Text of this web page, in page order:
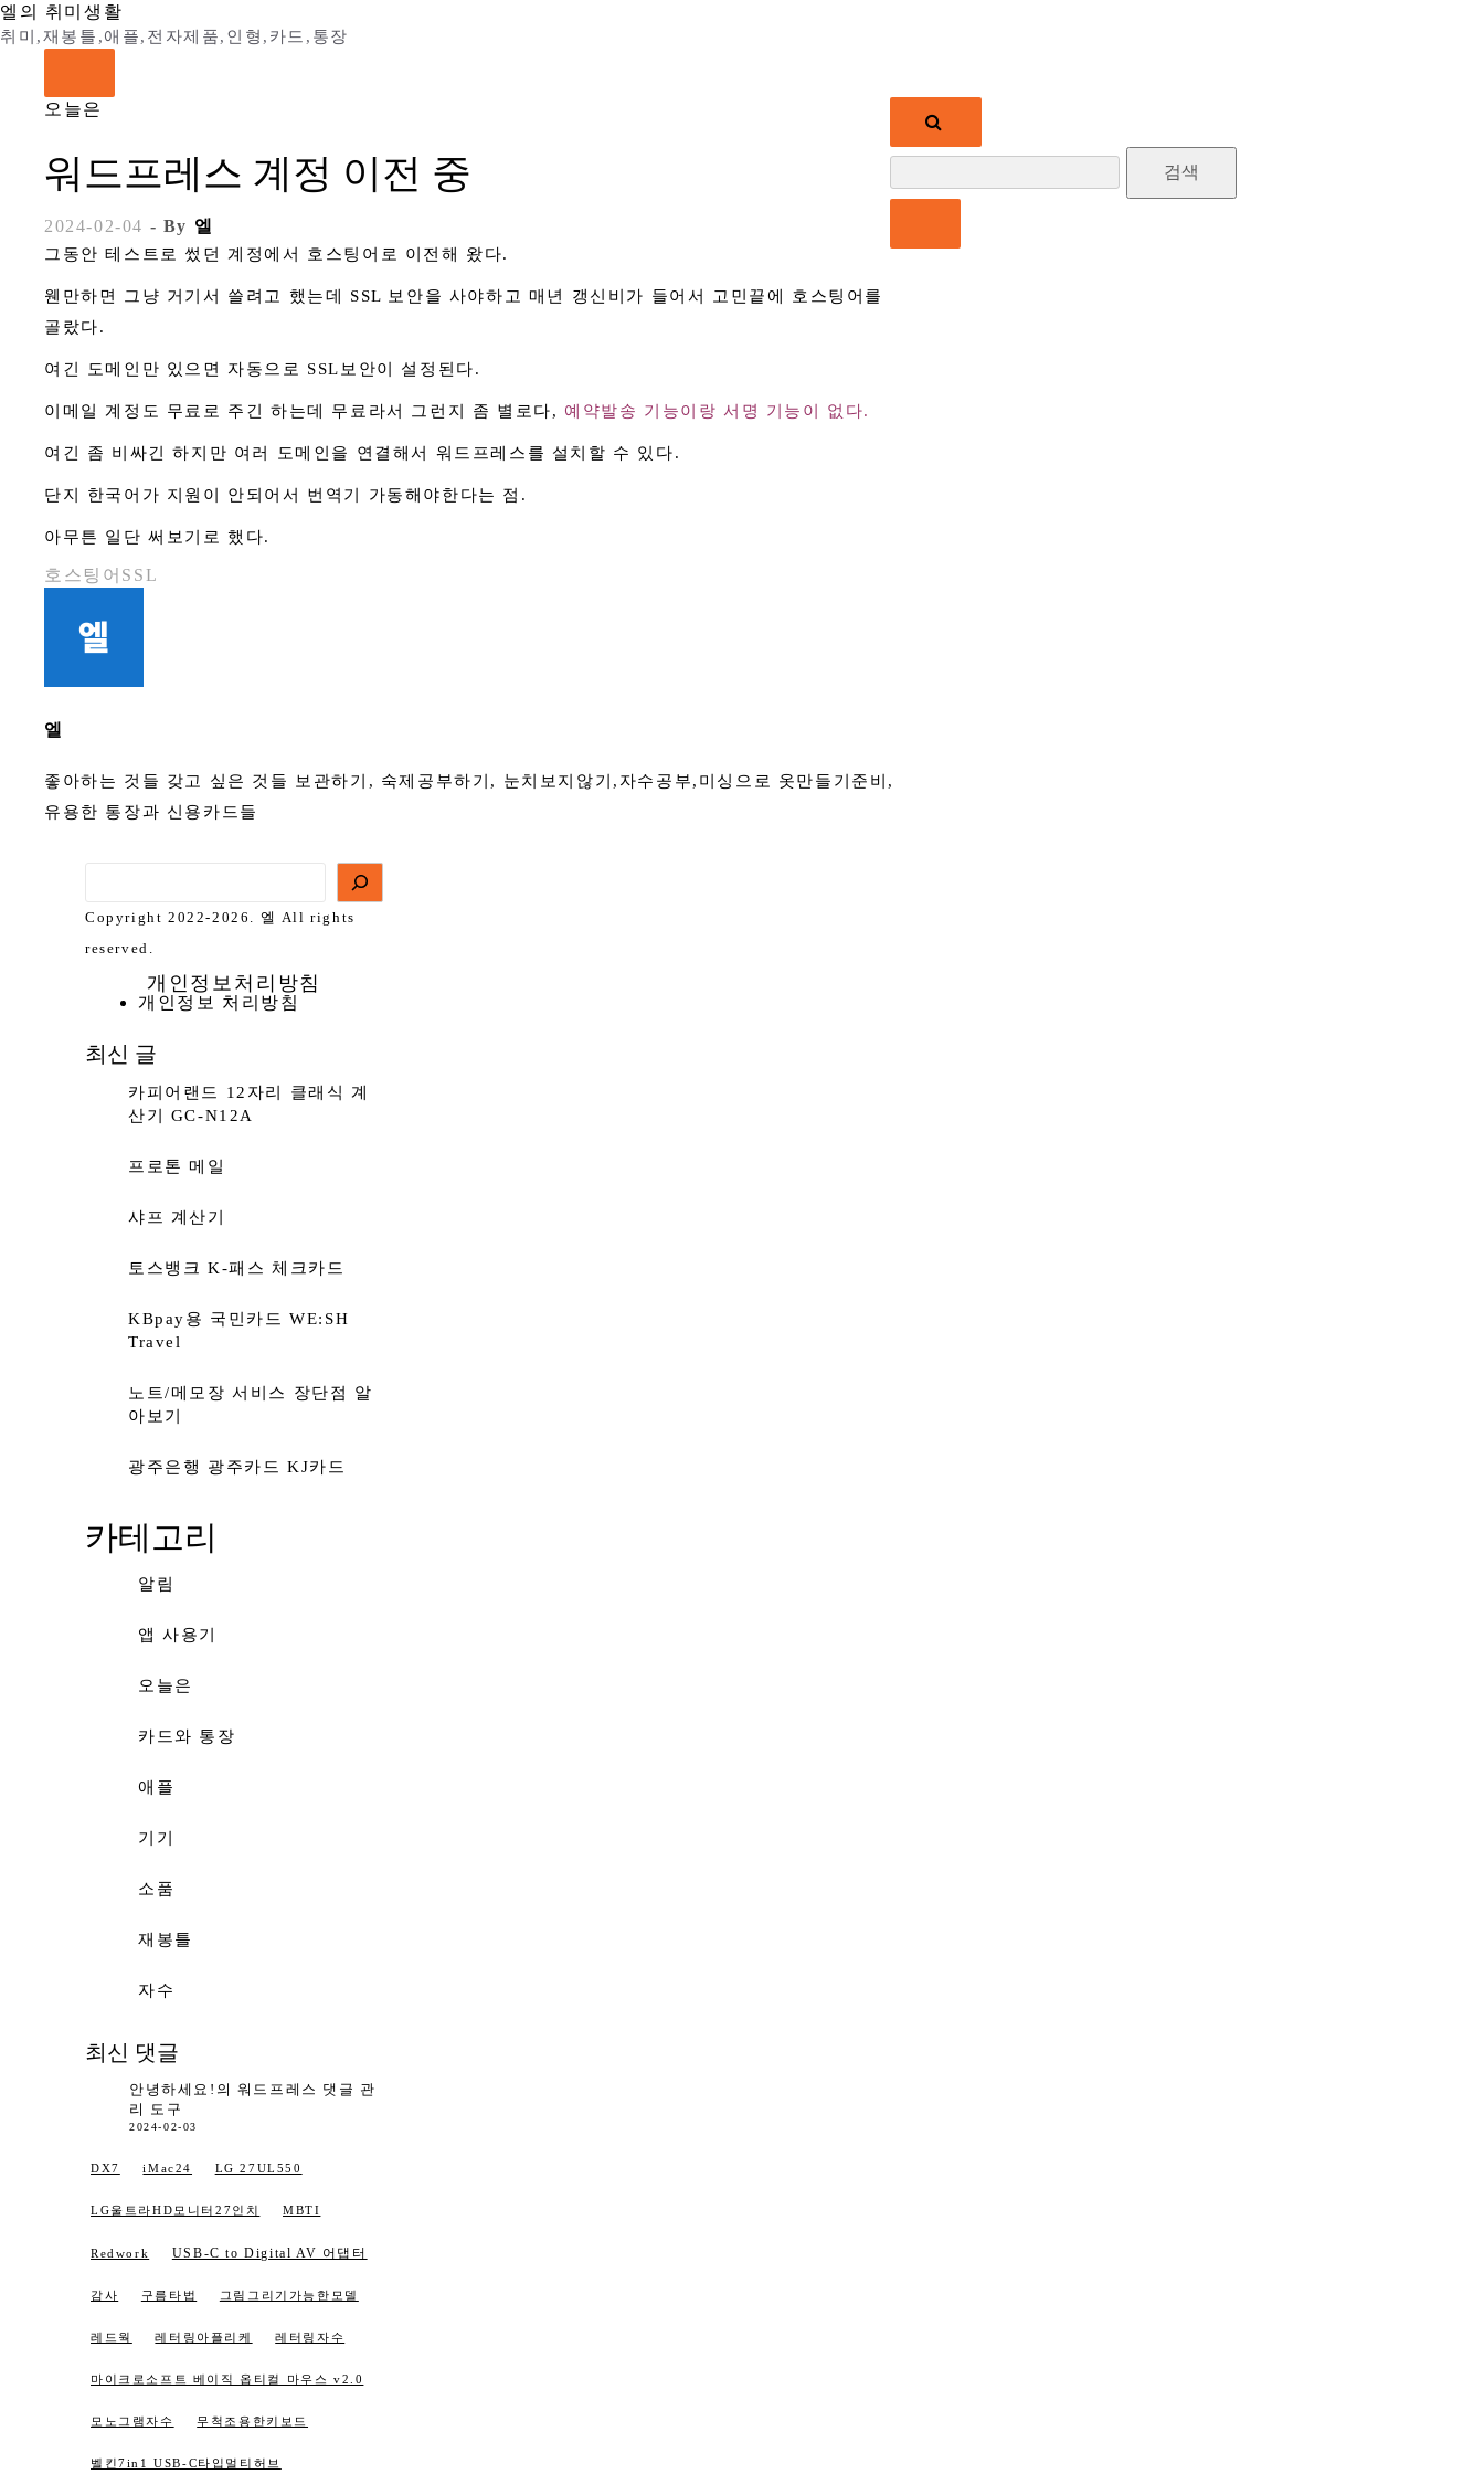
Skip
to
엘의 취미생활
취미,재봉틀,애플,전자제품,인형,카드,통장
검
오늘은
워드프레스 계정 이전 중
2024-02-04 - By 엘
그동안 테스트로 썼던 계정에서 호스팅어로 이전해 왔다.
웬만하면 그냥 거기서 쓸려고 했는데 SSL 보안을 사야하고 매년 갱신비가 들어서 고민끝에 호스팅어를
골랐다.
여긴 도메인만 있으면 자동으로 SSL보안이 설정된다.
이메일 계정도 무료로 주긴 하는데 무료라서 그런지 좀 별로다, 예약발송 기능이랑 서명 기능이 없다.
여긴 좀 비싸긴 하지만 여러 도메인을 연결해서 워드프레스를 설치할 수 있다.
단지 한국어가 지원이 안되어서 번역기 가동해야한다는 점.
아무튼 일단 써보기로 했다.
호스팅어SSL
엘
좋아하는 것들 갖고 싶은 것들 보관하기, 숙제공부하기, 눈치보지않기,자수공부,미싱으로 옷만들기준비,
유용한 통장과 신용카드들
Copyright 2022-2026. 엘 All rights
reserved.
개인정보처리방침
개인정보 처리방침
최신 글
카피어랜드 12자리 클래식 계
산기 GC-N12A
프로톤 메일
샤프 계산기
토스뱅크 K-패스 체크카드
KBpay용 국민카드 WE:SH
Travel
노트/메모장 서비스 장단점 알
아보기
광주은행 광주카드 KJ카드
카테고리
알림
앱 사용기
오늘은
카드와 통장
애플
기기
소품
재봉틀
자수
최신 댓글
안녕하세요! 의 워드프레스 댓글 관
리 도구
2024-02-03
DX7 iMac24 LG 27UL550
LG울트라HD모니터27인치 MBTI
Redwork USB-C to Digital AV 어댑터
감사 구름타법 그림그리기가능한모델
레드웍 레터링아플리케 레터링자수
마이크로소프트 베이직 옵티컬 마우스 v2.0
모노그램자수 무척조용한키보드
벨킨7in1 USB-C타입멀티허브